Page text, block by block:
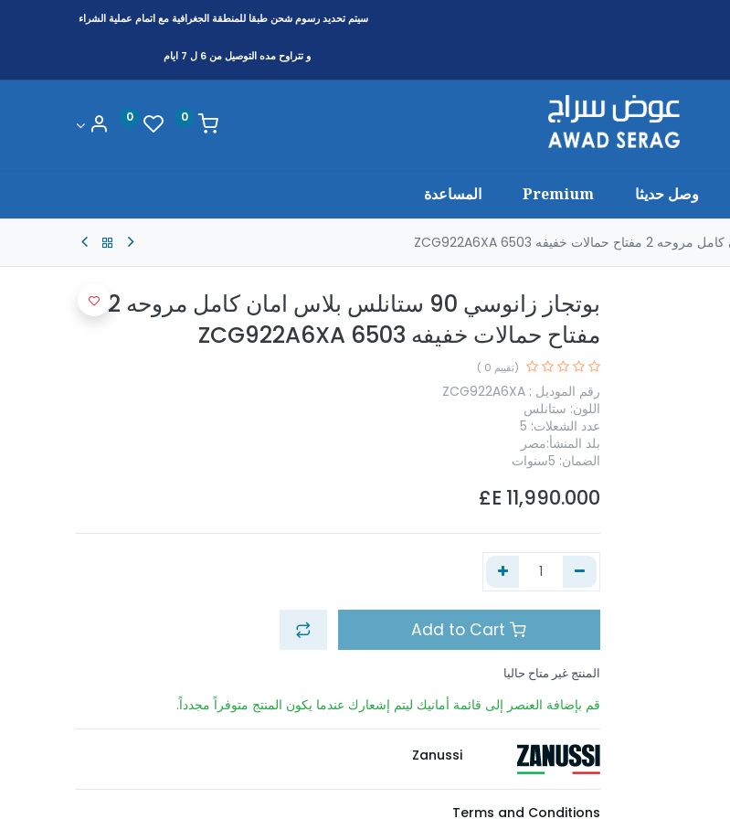
سيتم تحديد رسوم شحن طبقاللمنطقةالجغرافية مع اتمام عملية الشراء
و تتراوح مده التوصيل من 6 ل 7 ايام
0
0
وصل حديثا Premium المساعدة
بوتجاز زانوسي 90 ستانلس بلاس امان كامل مروحه 2
مفتاح حمالات خفيفه 6503 ZCG922A6XA
(تقييم 0 )
رقم الموديل : ZCG922A6XA
اللون: ستانلس
عدد الشعلات: 5
بلد المنشأ:مصر
الضمان: 5سنوات
11,990.000
Add to Cart
المنتج غير متاح حاليا
قم بإضافة العنصر إلى قائمة أمانيك ليتم إشعارك عندما يكون المنتج متوفراً مجدداً.
Zanussi
Terms and Conditions